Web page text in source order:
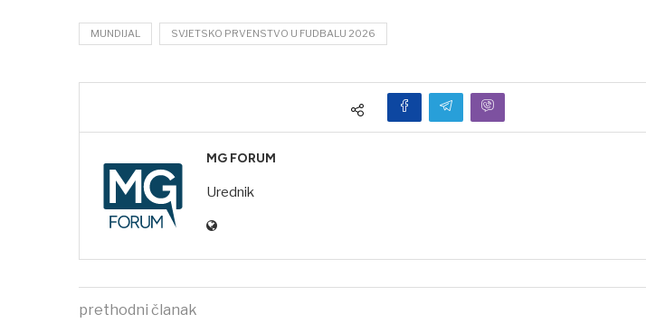
MUNDIJAL SVJETSKO PRVENSTVO U FUDBALU 2026
MG FORUM
Urednik
prethodni članak